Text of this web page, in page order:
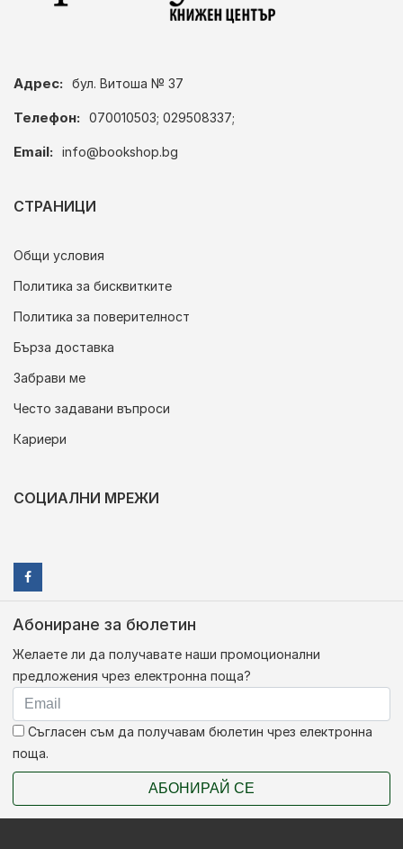
Адрес: бул. Витоша № 37
Телефон: 070010503; 029508337;
Email: info@bookshop.bg
СТРАНИЦИ
Общи условия
Политика за бисквитките
Политика за поверителност
Бърза доставка
Забрави ме
Често задавани въпроси
Кариери
СОЦИАЛНИ МРЕЖИ
Абониране за бюлетин
Желаете ли да получавате наши промоционални
предложения чрез електронна поща?
Съгласен съм да получавам бюлетин чрез електронна
поща.
АБОНИРАЙ СЕ